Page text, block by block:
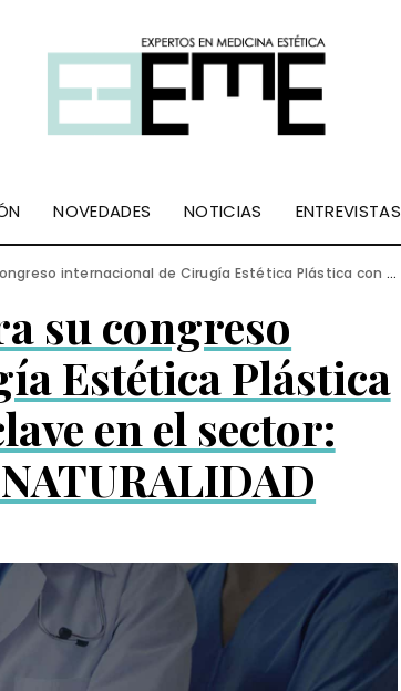
NOVEDADES NOTICIAS ENTREVISTAS
de Cirugía Estética Plástica con una tendencia clave en el sector: APUESTA POR LA NATURALIDAD
su congreso
Estética Plástica
en el sector: